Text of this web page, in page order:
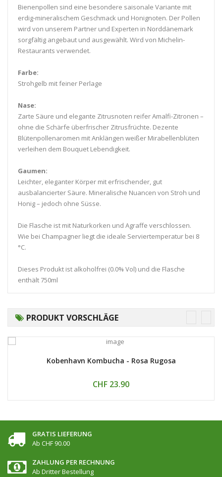
Bienenpollen sind eine besondere saisonale Variante mit
erdig-mineralischem Geschmack und Honignoten. Der Pollen
wird von unserem Partner und Experten in Norddänemark
sorgfältig angebaut und ausgewählt. Wird von Michelin-
Restaurants verwendet.
Farbe:
Strohgelb mit feiner Perlage
Nase:
Zarte Säure und elegante Zitrusnoten reifer Amalfi-Zitronen –
ohne die Schärfe überfrischer Zitrusfrüchte. Dezente
Blütenpollenaromen mit Anklängen weißer Mirabellenblüten
verleihen dem Bouquet Lebendigkeit.
Gaumen:
Leichter, eleganter Körper mit erfrischender, gut
ausbalancierter Säure. Mineralische Nuancen von Stroh und
Honig – jedoch ohne Süsse.
Die Flasche ist mit Naturkorken und Agraffe verschlossen.
Wie bei Champagner liegt die ideale Serviertemperatur bei 8
°C.
Dieses Produkt ist alkoholfrei (0.0% Vol) und die Flasche
enthält 750ml
PRODUKT VORSCHLÄGE
Kobenhavn Kombucha - Rosa Rugosa
CHF 23.90
GRATIS LIEFERUNG
Ab CHF 90.00
ZAHLUNG PER RECHNUNG
Ab Dritter Bestellung